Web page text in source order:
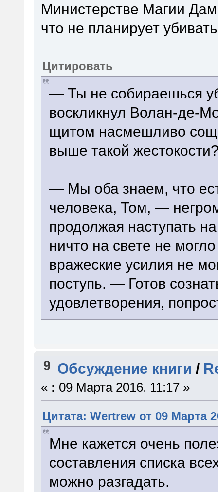
Министерстве Магии
что не планирует
Цитировать
— Ты не собираешься
воскликнул Волан-де-
щитом насмешливо
выше такой
— Мы оба знаем, что
человека, Том, —
продолжая наступать
ничто на свете не
вражеские усилия не
поступь. — Готов
удовлетворения,
9 Обсуждение книги /
« : 09 Марта 2016, 11:17 »
Цитата: Wertrew от 09 Марта
Мне кажется очень
составления списка
можно разгадать.